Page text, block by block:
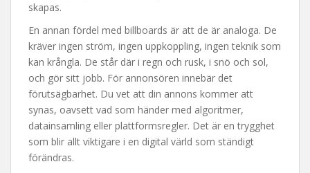
skapas.
En annan fördel med billboards är att de är analoga. De
kräver ingen ström, ingen uppkoppling, ingen teknik som
kan krångla. De står där i regn och rusk, i snö och sol,
och gör sitt jobb. För annonsören innebär det
förutsägbarhet. Du vet att din annons kommer att
synas, oavsett vad som händer med algoritmer,
datainsamling eller plattformsregler. Det är en trygghet
som blir allt viktigare i en digital värld som ständigt
förändras.